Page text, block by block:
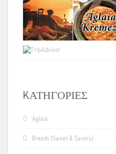
KΑΤΗΓΟΡΊΕΣ
Aglaia
Breads (Sweet & Savory)